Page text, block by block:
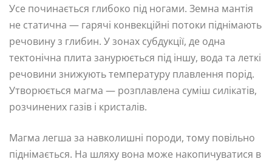
Усе починається глибоко під ногами. Земна мантія
не статична — гарячі конвекційні потоки піднімають
речовину з глибин. У зонах субдукції, де одна
тектонічна плита занурюється під іншу, вода та леткі
речовини знижують температуру плавлення порід.
Утворюється магма — розплавлена суміш силікатів,
розчинених газів і кристалів.
Магма легша за навколишні породи, тому повільно
піднімається. На шляху вона може накопичуватися в